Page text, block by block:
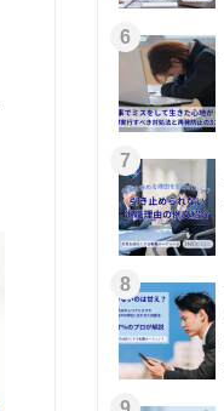
6
7
8